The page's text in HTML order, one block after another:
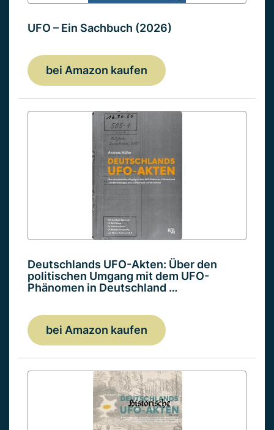
UFO – Ein Sachbuch (2026)
bei Amazon kaufen
Deutschlands UFO-Akten: Über den
politischen Umgang mit dem UFO-
Phänomen in Deutschland …
bei Amazon kaufen